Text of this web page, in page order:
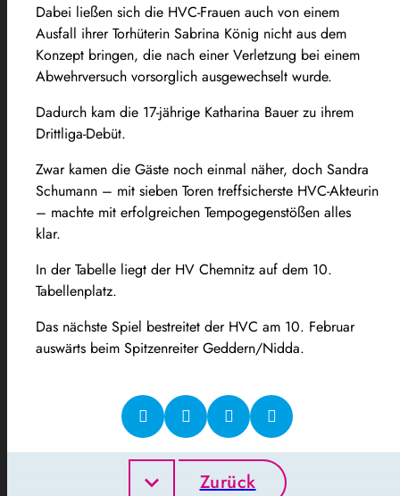
Dabei ließen sich die HVC-Frauen auch von einem
Ausfall ihrer Torhüterin Sabrina König nicht aus dem
Konzept bringen, die nach einer Verletzung bei einem
Abwehrversuch vorsorglich ausgewechselt wurde.
Dadurch kam die 17-jährige Katharina Bauer zu ihrem
Drittliga-Debüt.
Zwar kamen die Gäste noch einmal näher, doch Sandra
Schumann – mit sieben Toren treffsicherste HVC-Akteurin
– machte mit erfolgreichen Tempogegenstößen alles
klar.
In der Tabelle liegt der HV Chemnitz auf dem 10.
Tabellenplatz.
Das nächste Spiel bestreitet der HVC am 10. Februar
auswärts beim Spitzenreiter Geddern/Nidda.
Zurück